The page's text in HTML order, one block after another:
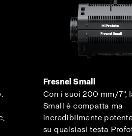
Fresnel Small
Con i suoi 200 mm/7",
Small è compatta ma
incredibilmente
su qualsiasi testa